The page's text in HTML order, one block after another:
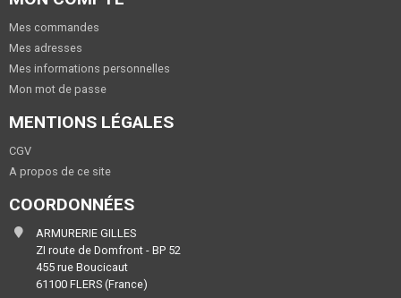
Mes commandes
Mes adresses
Mes informations personnelles
Mon mot de passe
MENTIONS LÉGALES
CGV
A propos de ce site
COORDONNÉES
ARMURERIE GILLES
ZI route de Domfront - BP 52
455 rue Boucicaut
61100 FLERS (France)